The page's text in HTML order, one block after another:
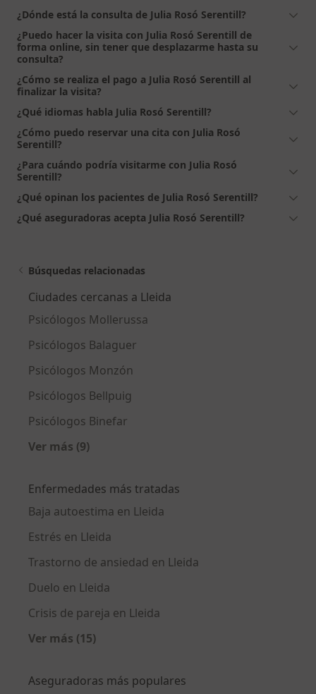
¿Dónde está la consulta de Julia Rosó Serentill?
¿Puedo hacer la visita con Julia Rosó Serentill de
forma online, sin tener que desplazarme hasta su
consulta?
¿Cómo se realiza el pago a Julia Rosó Serentill al
finalizar la visita?
¿Qué idiomas habla Julia Rosó Serentill?
¿Cómo puedo reservar una cita con Julia Rosó
Serentill?
¿Para cuándo podría visitarme con Julia Rosó
Serentill?
¿Qué opinan los pacientes de Julia Rosó Serentill?
¿Qué aseguradoras acepta Julia Rosó Serentill?
Búsquedas relacionadas
Ciudades cercanas a Lleida
Psicólogos Mollerussa
Psicólogos Balaguer
Psicólogos Monzón
Psicólogos Bellpuig
Psicólogos Binefar
Ver más (9)
Enfermedades más tratadas
Baja autoestima en Lleida
Estrés en Lleida
Trastorno de ansiedad en Lleida
Duelo en Lleida
Crisis de pareja en Lleida
Ver más (15)
Aseguradoras más populares